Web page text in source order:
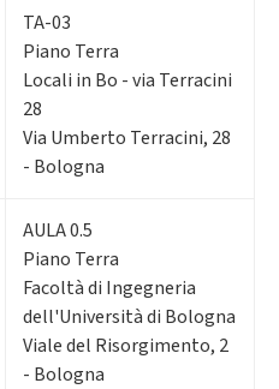
TA-03
Piano Terra
Locali in Bo - via Terracini
28
Via Umberto Terracini, 28
- Bologna
AULA 0.5
Piano Terra
Facoltà di Ingegneria
dell'Università di Bologna
Viale del Risorgimento, 2
- Bologna